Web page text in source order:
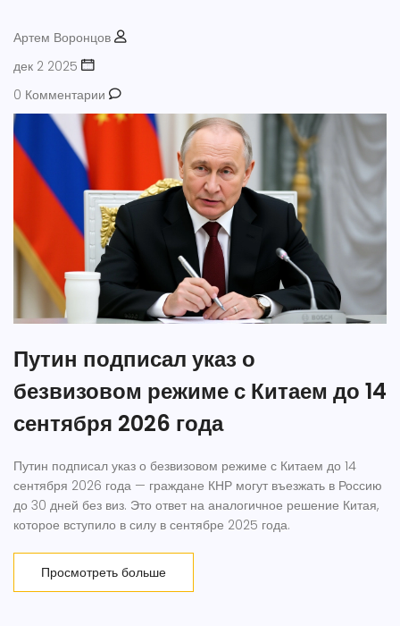
Артем Воронцов
дек 2 2025
0 Комментарии
Путин подписал указ о
безвизовом режиме с Китаем до 14
сентября 2026 года
Путин подписал указ о безвизовом режиме с Китаем до 14
сентября 2026 года — граждане КНР могут въезжать в Россию
до 30 дней без виз. Это ответ на аналогичное решение Китая,
которое вступило в силу в сентябре 2025 года.
Просмотреть больше